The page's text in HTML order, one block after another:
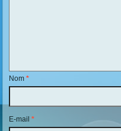
Nom*
E-mail*